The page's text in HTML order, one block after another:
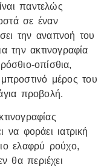
παντελώς
σε έναν
την αναπνοή του
την ακτινογραφία
οπίσθια,
μέρος του
προβολή.
φοράει ιατρική
ελαφρύ ρούχο,
θα περιέχει